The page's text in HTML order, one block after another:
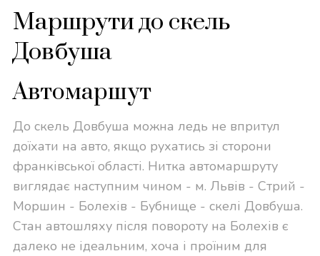
Маршрути до скель
Довбуша
Автомаршут
До скель Довбуша можна ледь не впритул
доїхати на авто, якщо рухатись зі сторони
франківської області. Нитка автомаршруту
виглядає наступним чином - м. Львів - Стрий -
Моршин - Болехів - Бубнище - скелі Довбуша.
Стан автошляху після повороту на Болехів є
далеко не ідеальним, хоча і проїним для